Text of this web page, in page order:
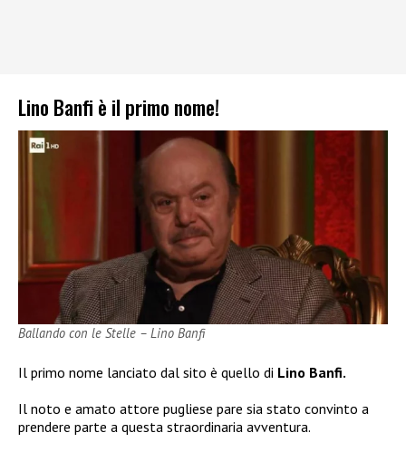
Lino Banfi è il primo nome!
Ballando con le Stelle – Lino Banfi
Il primo nome lanciato dal sito è quello di Lino Banfi.
Il noto e amato attore pugliese pare sia stato convinto a
prendere parte a questa straordinaria avventura.